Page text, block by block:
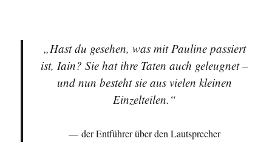
„Hast du gesehen, was mit Pauline passiert
ist, Iain? Sie hat ihre Taten auch geleugnet –
und nun besteht sie aus vielen kleinen
Einzelteilen.“
der Entführer über den Lautsprecher